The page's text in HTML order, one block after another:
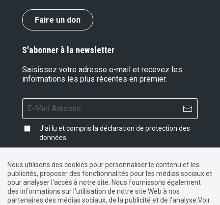
Faire un don
S'abonner à la newsletter
Saisissez votre adresse e-mail et recevez les
informations les plus récentes en premier.
J'ai lu et compris la déclaration de protection des
données
Impressum| Protection des données|Contact
DE FR IT
Nous utilisons des cookies pour personnaliser le contenu et les
publicités, proposer des fonctionnalités pour les médias sociaux et
pour analyser l'accès à notre site. Nous fournissons également
des informations sur l'utilisation de notre site Web à nos
partenaires des médias sociaux, de la publicité et de l’analyse.Voir